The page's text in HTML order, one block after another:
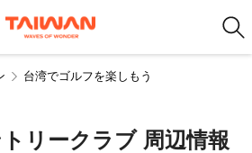
台湾でゴルフを楽しもう
リークラブ 周辺情報